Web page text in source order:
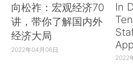
向松祚：宏观经济70
讲，带你了解国内外
经济大局
2022年04月06日
In
2022